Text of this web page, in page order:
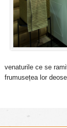
venaturile ce se
frumusețea lor